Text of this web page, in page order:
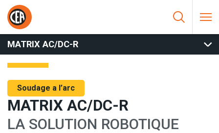
Aller au contenu
HOME/
TIG - AUTOMATISATION
MATRIX AC/DC-R
Soudage a l’arc
MATRIX AC/DC-R
LA SOLUTION ROBOTIQUE